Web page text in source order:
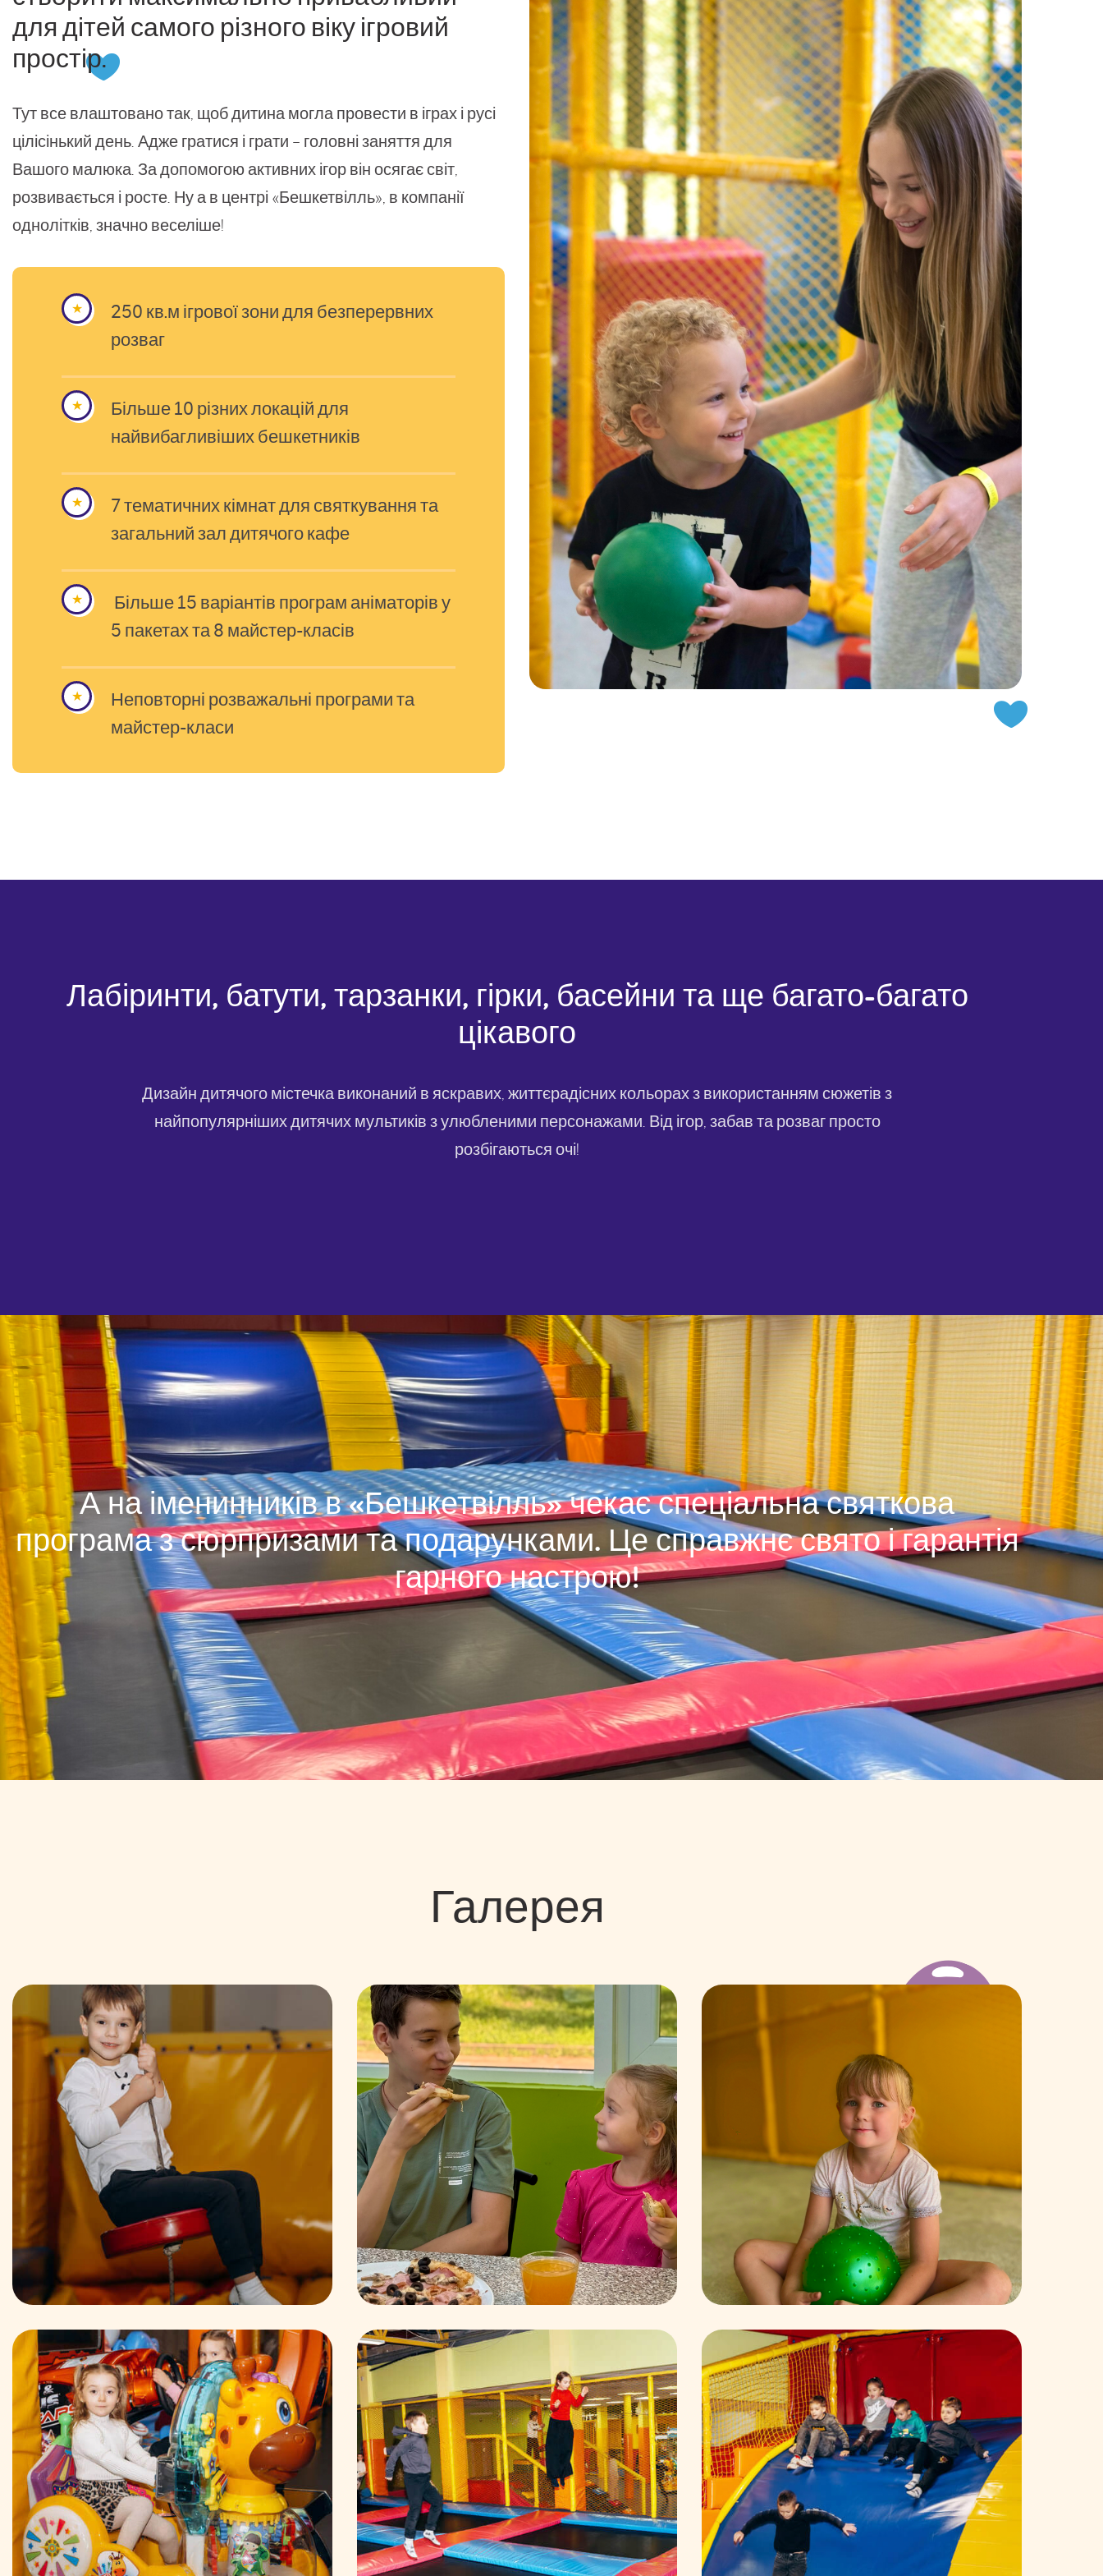
для дітей самого різного віку ігровий
простір.
Тут все влаштовано так, щоб дитина могла провести в іграх і русі
цілісінький день. Адже гратися і грати – головні заняття для
Вашого малюка. За допомогою активних ігор він осягає світ,
розвивається і росте. Ну а в центрі «Бешкетвілль», в компанії
однолітків, значно веселіше!
250 кв.м ігрової зони для безперервних
розваг
Більше 10 різних локацій для
найвибагливіших бешкетників
7 тематичних кімнат для святкування та
загальний зал дитячого кафе
Більше 15 варіантів програм аніматорів у
5 пакетах та 8 майстер-класів
Неповторні розважальні програми та
майстер-класи
Лабіринти, батути, тарзанки, гірки, басейни та ще багато-багато
цікавого
Дизайн дитячого містечка виконаний в яскравих, життєрадісних кольорах з використанням сюжетів з
найпопулярніших дитячих мультиків з улюбленими персонажами. Від ігор, забав та розваг просто
розбігаються очі!
А на іменинників в «Бешкетвілль» чекає спеціальна святкова
програма з сюрпризами та подарунками. Це справжнє свято і гарантія
гарного настрою!
Галерея